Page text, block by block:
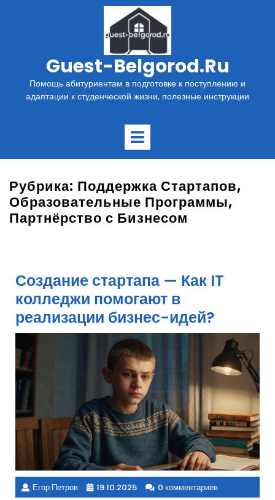
Guest-Belgorod.ru
Помощь абитуриентам в подготовке к поступлению и
адаптации к студенческой жизни, полезные инструкции
Открыть
Рубрика: Поддержка Стартапов,
Образовательные Программы,
Партнёрство с Бизнесом
Создание стартапа — Как IT
колледжи помогают в
реализации бизнес-идей?
Егор Петров 19.10.2025 0 комментариев